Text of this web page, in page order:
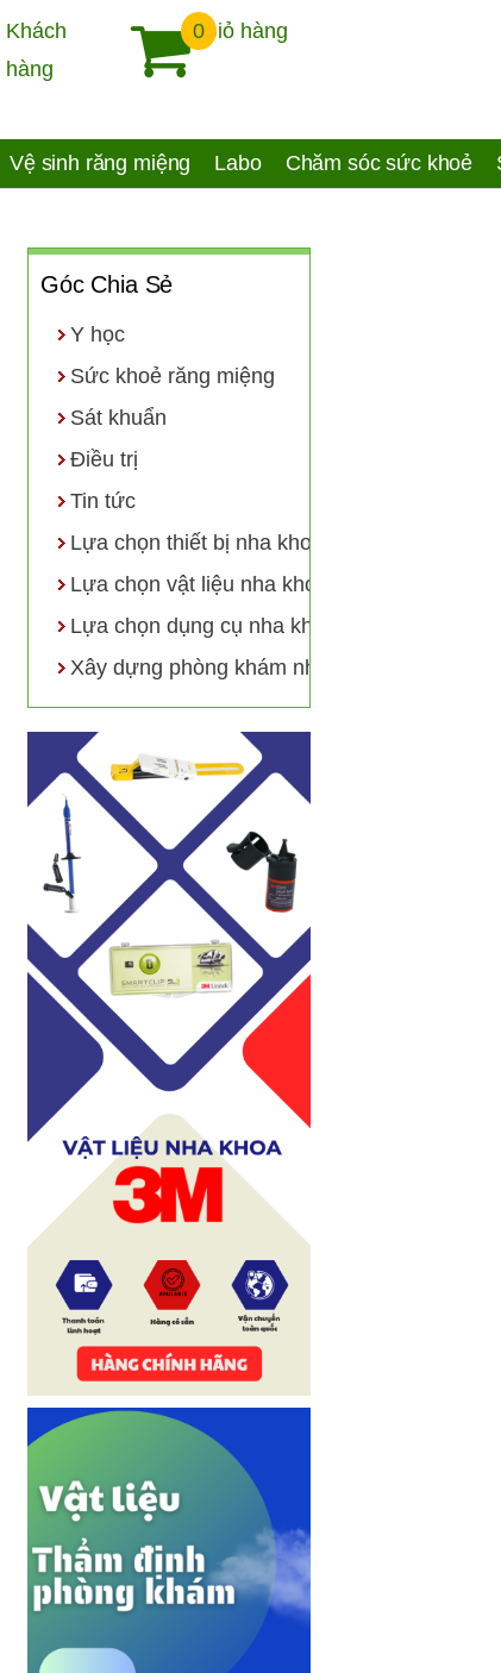
Khách
hàng
0Giỏ hàng
Vệ sinh răng miệng Labo Chăm sóc sức khoẻ
Góc Chia Sẻ
Y học
Sức khoẻ răng miệng
Sát khuẩn
Điều trị
Tin tức
Lựa chọn thiết bị nha khoa
Lựa chọn vật liệu nha khoa
Lựa chọn dụng cụ nha khoa
Xây dựng phòng khám nha khoa